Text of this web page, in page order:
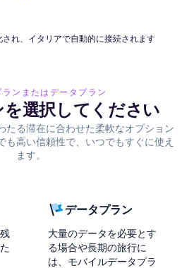
れ、イタリアで自動的に接続されます
ンまたはデータプラン
選択してください
たる滞在に合わせた柔軟なオプション
も高い信頼性で、いつでもすぐに使え
ます。
データプラン
大量のデータを必要とす
る場合や長期の旅行に
は、モバイルデータプラ